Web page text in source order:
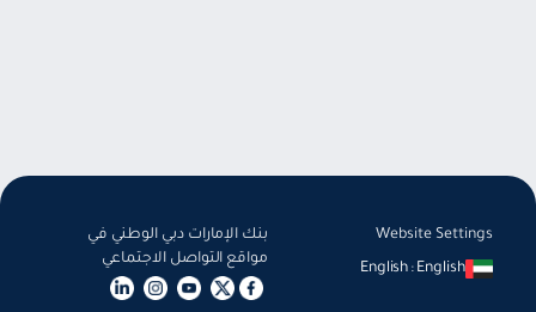
Website Settings
English
:
English
بنك الإمارات دبي الوطني في
مواقع التواصل الاجتماعي